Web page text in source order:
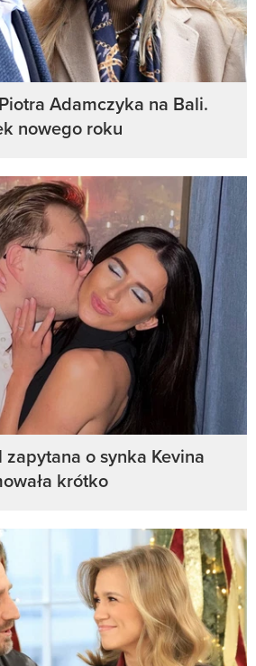
Adamczyka na Bali.
nowego roku
zapytana o synka Kevina
krótko